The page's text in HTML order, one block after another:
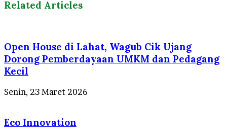
Related Articles
Open House di Lahat, Wagub Cik Ujang
Dorong Pemberdayaan UMKM dan Pedagang
Kecil
Senin, 23 Maret 2026
Eco Innovation